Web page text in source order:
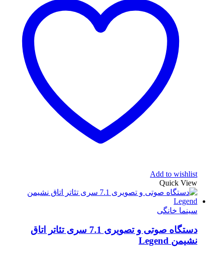
Add to wishlist
Quick View
سینما خانگی
دستگاه صوتی و تصویری 7.1 سری تئاتر اتاق
نشیمن Legend